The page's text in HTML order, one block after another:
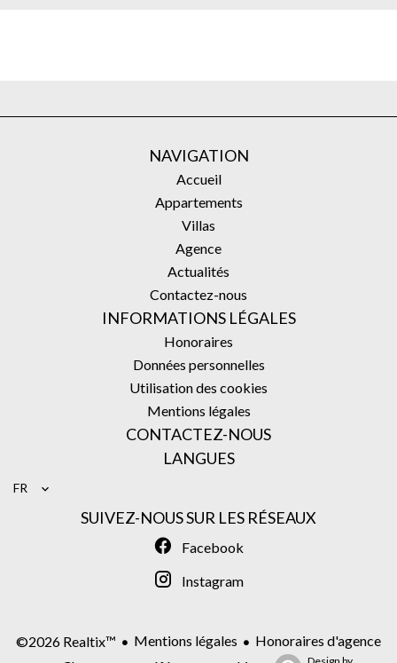
NAVIGATION
Accueil
Appartements
Villas
Agence
Actualités
Contactez-nous
INFORMATIONS LÉGALES
Honoraires
Données personnelles
Utilisation des cookies
Mentions légales
CONTACTEZ-NOUS
LANGUES
FR
SUIVEZ-NOUS SUR LES RÉSEAUX
Facebook
Instagram
©2026 Realtix™ Mentions légales
Honoraires d'agence